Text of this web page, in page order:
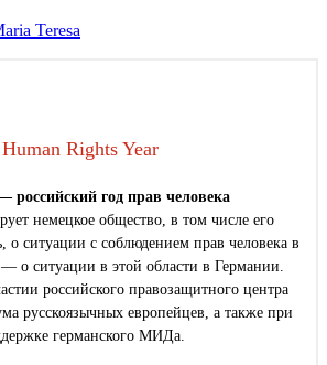
Teresa
Human Rights Year
российский год прав человека
немецкое общество, в том числе его
о ситуации с соблюдением прав человека в
о ситуации в этой области в Германии.
российского правозащитного центра
русскоязычных европейцев, а также при
германского МИДа.